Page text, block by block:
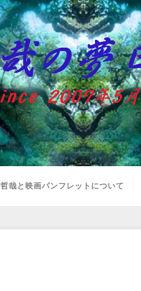
哲哉と映画パンフレットについて